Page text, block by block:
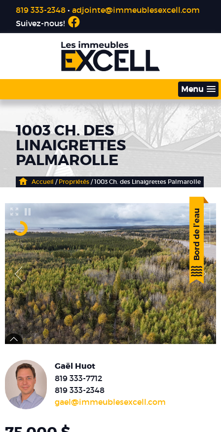
819 333-2348 •adjointe@immeublesexcell.com
Suivez-nous!
Menu
1003 CH. DES
LINAIGRETTES
PALMAROLLE
Accueil / Propriétés / 1003 Ch. des Linaigrettes Palmarolle
Gaël Huot
819 333-7712
819 333-2348
gael@immeublesexcell.com